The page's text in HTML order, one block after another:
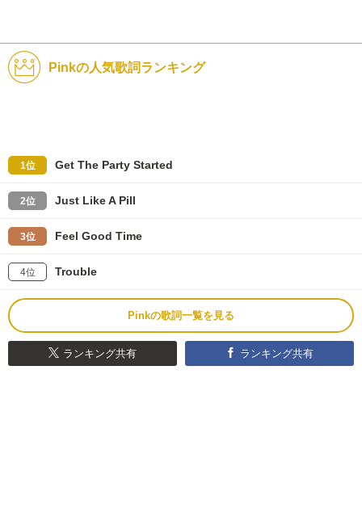
Pinkの人気歌詞ランキング
1位 Get The Party Started
2位 Just Like A Pill
3位 Feel Good Time
4位 Trouble
Pinkの歌詞一覧を見る
ランキング共有 ランキング共有